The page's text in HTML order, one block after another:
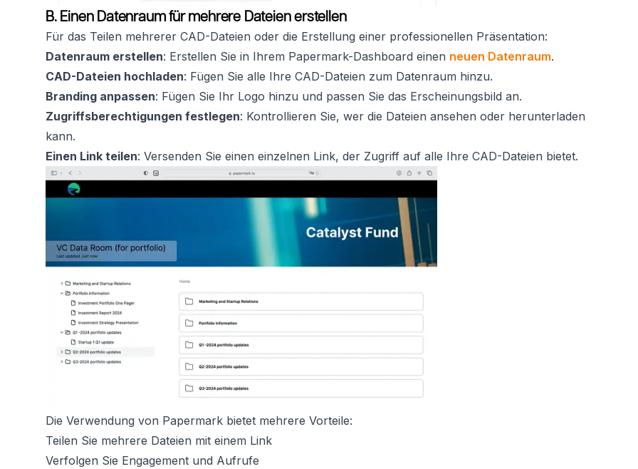
B. Einen Datenraum für mehrere Dateien erstellen
Für das Teilen mehrerer CAD-Dateien oder die Erstellung einer professionellen Präsentation:
Datenraum erstellen: Erstellen Sie in Ihrem Papermark-Dashboard einen neuen Datenraum.
CAD-Dateien hochladen: Fügen Sie alle Ihre CAD-Dateien zum Datenraum hinzu.
Branding anpassen: Fügen Sie Ihr Logo hinzu und passen Sie das Erscheinungsbild an.
Zugriffsberechtigungen festlegen: Kontrollieren Sie, wer die Dateien ansehen oder herunterladen
kann.
Einen Link teilen: Versenden Sie einen einzelnen Link, der Zugriff auf alle Ihre CAD-Dateien bietet.
Die Verwendung von Papermark bietet mehrere Vorteile:
Teilen Sie mehrere Dateien mit einem Link
Verfolgen Sie Engagement und Aufrufe